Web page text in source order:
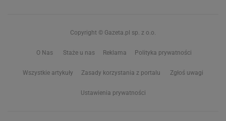
Copyright © Gazeta.pl sp. z o.o.
O Nas Staże u nas Reklama Polityka prywatności
Wszystkie artykuły Zasady korzystania z portalu Zgłoś uwagi
Ustawienia prywatności